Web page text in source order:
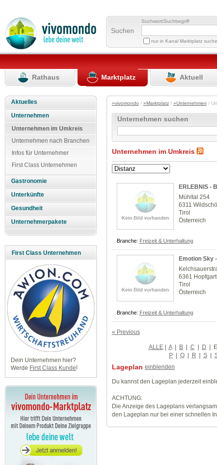
Suchen
Suchwort/Suchbegriff
nur in Kanal Marktplatz
Rathaus Marktplatz Aktuell
Aktuelles
Unternehmen
Unternehmen im Umkreis
Unternehmen nach Branchen
Infos für Unternehmer
First Class Unternehmen
Gastronomie
Unterkünfte
Gesundheit
Unternehmerpakete
First Class Unternehmen
Dein Unternehmen hier?
Werde First Class Kunde!
»vivomondo / »Marktplatz/ »Unternehmen /
Unternehmen suchen
Unternehmen im Umkreis
ERLEBNIS -
Mühltal 254
6311
Tirol
Österreich
Branche: Freizeit & Unterhaltung
Emotion Sky
6361
Tirol
Österreich
Branche: Freizeit & Unterhaltung
« Previous
ALLE| A | B | C | D | E
P | Q | R | S |
Lageplan einblenden
Du kannst den Lageplan jederzeit
ACHTUNG:
Die Anzeige des Lageplans
den Lageplan nur bei einer schnellen